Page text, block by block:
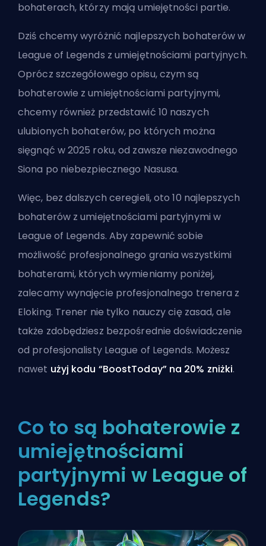
bohaterach, którzy mają umiejętności partie.
Dziś chcemy wyróżnić najlepszych bohaterów w
League of Legends z umiejętnościami partyjnych.
Oprócz szczegółowego opisu, czym są
bohaterowie z umiejętnościami partyjnymi,
chcemy również przedstawić 10 naszych
ulubionych bohaterów, po których można
sięgnąć w 2025 roku, od zawsze niezawodnego
Siona po niebezpiecznego Nasusa.
Więc, bez dalszych ceregieli, oto 10 najlepszych
bohaterów z umiejętnościami partyjnymi w
League of Legends. Aby zapewnić sobie
możliwość profesjonalnego grania wszystkimi
bohaterami, których wymieniamy poniżej,
zalecamy wynajęcie profesjonalnego trenera z
Eloking. Trener nie tylko nauczy cię zasad, ale
także zdobędziesz bezpośrednie doświadczenie
od profesjonalisty League of Legends. Możesz
nawet użyj kodu “BoostToday” na 20% zniżki.
Co to są bohaterowie z
umiejętnościami
partyjnymi w League of
Legends?